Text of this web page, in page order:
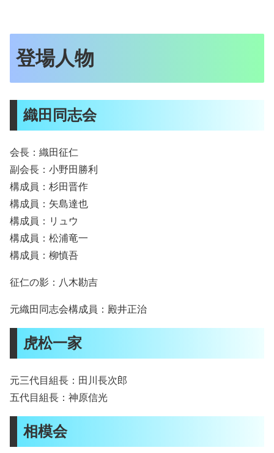
登場人物
織田同志会
会長：織田征仁
副会長：小野田勝利
構成員：杉田晋作
構成員：矢島達也
構成員：リュウ
構成員：松浦竜一
構成員：柳慎吾
征仁の影：八木勘吉
元織田同志会構成員：殿井正治
虎松一家
元三代目組長：田川長次郎
五代目組長：神原信光
相模会